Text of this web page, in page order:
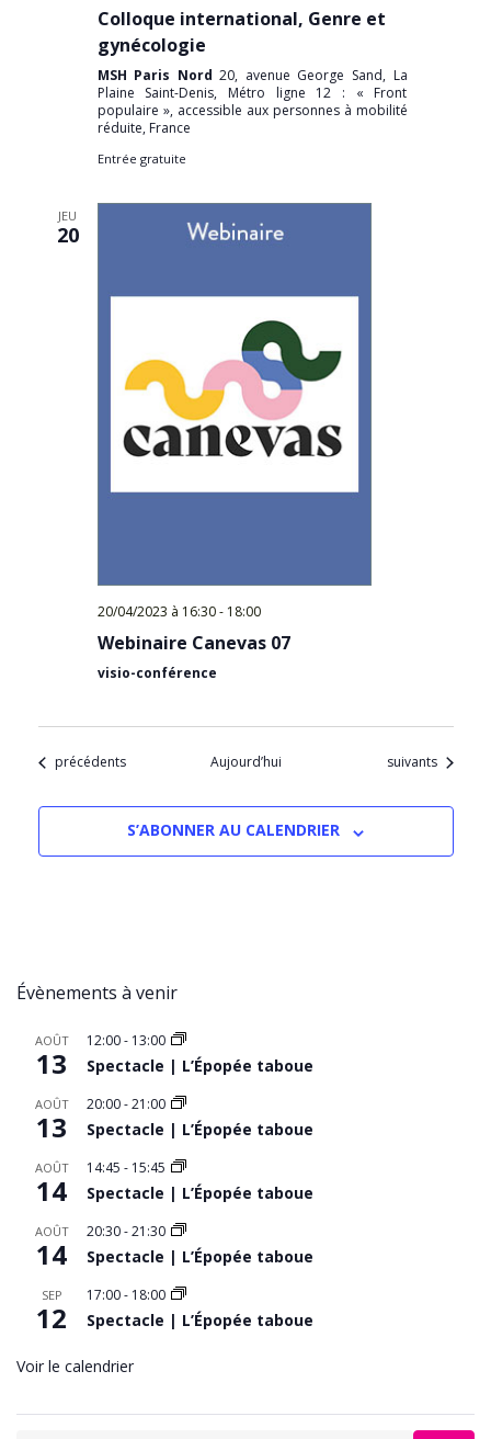
Colloque international, Genre et
gynécologie
MSH Paris Nord20, avenue George Sand, La
Plaine Saint-Denis, Métro ligne 12 : « Front
populaire », accessible aux personnes à mobilité
réduite, France
Entrée gratuite
JEU
20
20/04/2023 à 16:30- 18:00
Webinaire Canevas 07
visio-conférence
Évènements
précédents Aujourd’hui Évènements
suivants
S’ABONNER AU CALENDRIER
Évènements à venir
AOÛT
13
12:00- 13:00
Spectacle | L’Épopée taboue
AOÛT
13
20:00-21:00
Spectacle | L’Épopée taboue
AOÛT
14
14:45 - 15:45
Spectacle | L’Épopée taboue
AOÛT
14
20:30-21:30
Spectacle | L’Épopée taboue
SEP
12
17:00- 18:00
Spectacle | L’Épopée taboue
Voir le calendrier